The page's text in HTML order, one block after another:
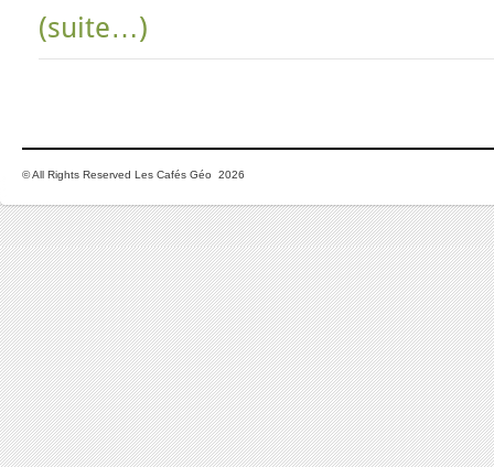
(suite…)
© All Rights Reserved Les Cafés Géo 2026